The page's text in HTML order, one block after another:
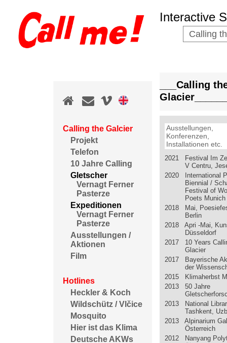
Calling the Galcier
Projekt
Telefon
10 Jahre Calling
Gletscher
Vernagt Ferner
Pasterze
Expeditionen
Vernagt Ferner
Pasterze
Ausstellungen /
Aktionen
Film
Hotlines
Heckler & Koch
Wildschütz / Vlčice
Mosquito
Hier ist das Klima
Deutsche AKWs
Interactive
Calling
___Calling
Ausstellungen,
Konferenzen,
Installationen etc.
2021 Festival Im
V Centru,
2020 International
Biennial /
Festival of
Poets Munich
2018 Mai,
Berlin
2018 Apri -Mai,
Düsseldorf
2017 10 Years
Glacier
2017 Bayerische
der
2015 Klimaherbst
2013 50 Jahre
2013 National
Tashkent,
2013 Alpinarium
Österreich
2012 Nanyang